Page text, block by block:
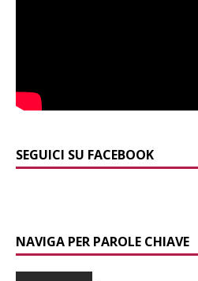
SEGUICI SU FACEBOOK
NAVIGA PER PAROLE CHIAVE